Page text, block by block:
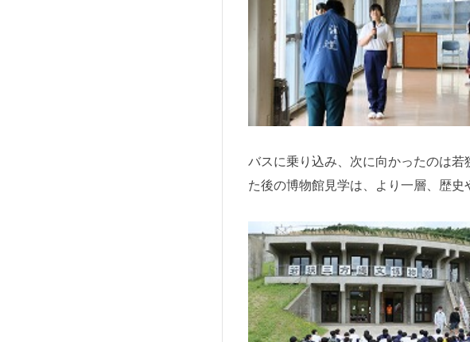
バスに乗り込み、次に向かったのは
た後の博物館見学は、より一層、歴史